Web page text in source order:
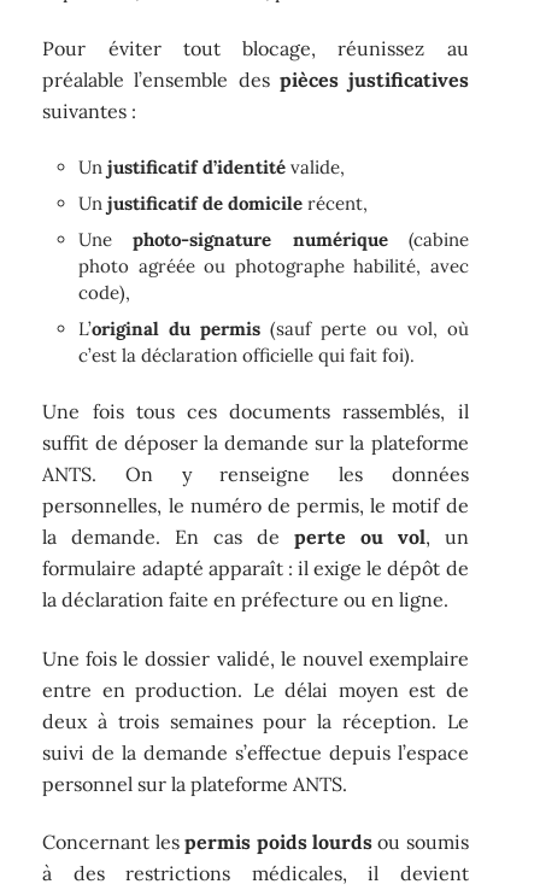
Pour éviter tout blocage, réunissez au
préalable l’ensemble des pièces justificatives
suivantes :
Unjustificatif d’identité valide,
Unjustificatif de domicile récent,
Unephoto-signature numérique(cabine
photo agréée ou photographe habilité, avec
code),
L’original du permis (sauf perte ou vol, où
c’est la déclaration officielle qui fait foi).
Une fois tous ces documents rassemblés, il
suffit de déposer la demande sur la plateforme
ANTS. On y renseigne les données
personnelles, le numéro de permis, le motif de
la demande. En cas de perte ou vol, un
formulaire adapté apparaît : il exige le dépôt de
la déclaration faite en préfecture ou en ligne.
Une fois le dossier validé, le nouvel exemplaire
entre en production. Le délai moyen est de
deux à trois semaines pour la réception. Le
suivi de la demande s’effectue depuis l’espace
personnel sur la plateforme ANTS.
Concernant lespermis poids lourdsou soumis
à des restrictions médicales, il devient